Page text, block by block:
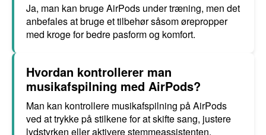
Ja, man kan bruge AirPods under træning, men det
anbefales at bruge et tilbehør såsom ørepropper
med kroge for bedre pasform og komfort.
Hvordan kontrollerer man
musikafspilning med AirPods?
Man kan kontrollere musikafspilning på AirPods
ved at trykke på stilkene for at skifte sang, justere
lydstyrken eller aktivere stemmeassistenten.